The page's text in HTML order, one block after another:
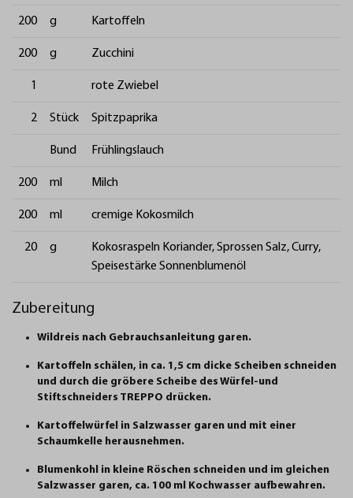
200 g Kartoffeln
200 g Zucchini
1 rote Zwiebel
2 Stück Spitzpaprika
Bund Frühlingslauch
200 ml Milch
200 ml cremige Kokosmilch
20 g
Kokosraspeln Koriander, Sprossen Salz, Curry,
Speisestärke Sonnenblumenöl
Zubereitung
Wildreis nach Gebrauchsanleitung garen.
Kartoffeln schälen, in ca. 1,5 cm dicke Scheiben schneiden
und durch die gröbere Scheibe des Würfel-und
Stiftschneiders TREPPO drücken.
Kartoffelwürfel in Salzwasser garen und mit einer
Schaumkelle herausnehmen.
Blumenkohl in kleine Röschen schneiden und im gleichen
Salzwasser garen, ca. 100 ml Kochwasser aufbewahren.